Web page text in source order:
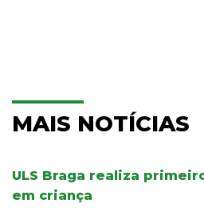
MAIS NOTÍCIAS
ULS Braga realiza
em criança